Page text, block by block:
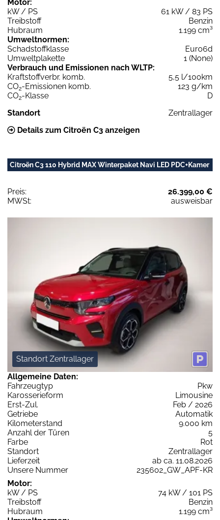
Motor:
kW / PS
61 kW / 83 PS
Treibstoff
Benzin
Hubraum
1.199 cm³
Umweltnormen:
Schadstoffklasse
Euro6d
Umweltplakette
1 (None)
Verbrauch und Emissionen nach WLTP:
Kraftstoffverbr. komb.
5,5 l/100km
CO2-Emissionen komb.
123 g/km
CO2-Klasse
D
Standort
Zentrallager
Details zum Citroën C3 anzeigen
Citroën C3 110 Hybrid MAX Winterpaket Navi LED PDC+Kamer
Preis:
26.399,00 €
MWSt:
ausweisbar
Standort Zentrallager
Allgemeine Daten:
Fahrzeugtyp
Pkw
Karosserieform
Limousine
Erst-Zul.
Feb / 2026
Getriebe
Automatik
Kilometerstand
9.000 km
Anzahl der Türen
5
Farbe
Rot
Standort
Zentrallager
Lieferzeit
ab ca. 11.08.2026
Unsere Nummer
235602_GW_APF-KR
Motor:
kW / PS
74 kW / 101 PS
Treibstoff
Benzin
Hubraum
1.199 cm³